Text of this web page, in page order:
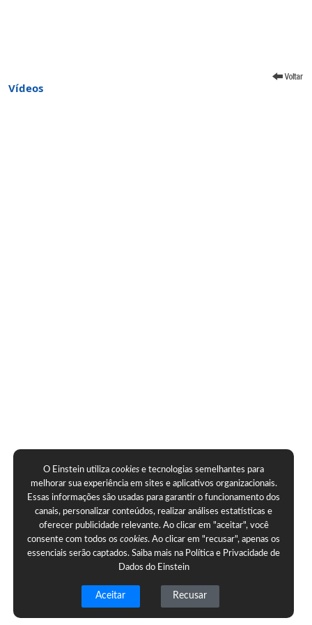
Vídeos
O Einstein utilizacookies e tecnologias semelhantes para
melhorar sua experiência em sites e aplicativos organizacionais.
Essas informações são usadas para garantir o funcionamento dos
canais, personalizar conteúdos, realizar análises estatísticas e
oferecer publicidade relevante. Ao clicar em "aceitar", você
consente com todos oscookies. Ao clicar em "recusar", apenas os
essenciais serão captados. Saiba mais na Política e Privacidade de
Dados do Einstein
Aceitar Recusar